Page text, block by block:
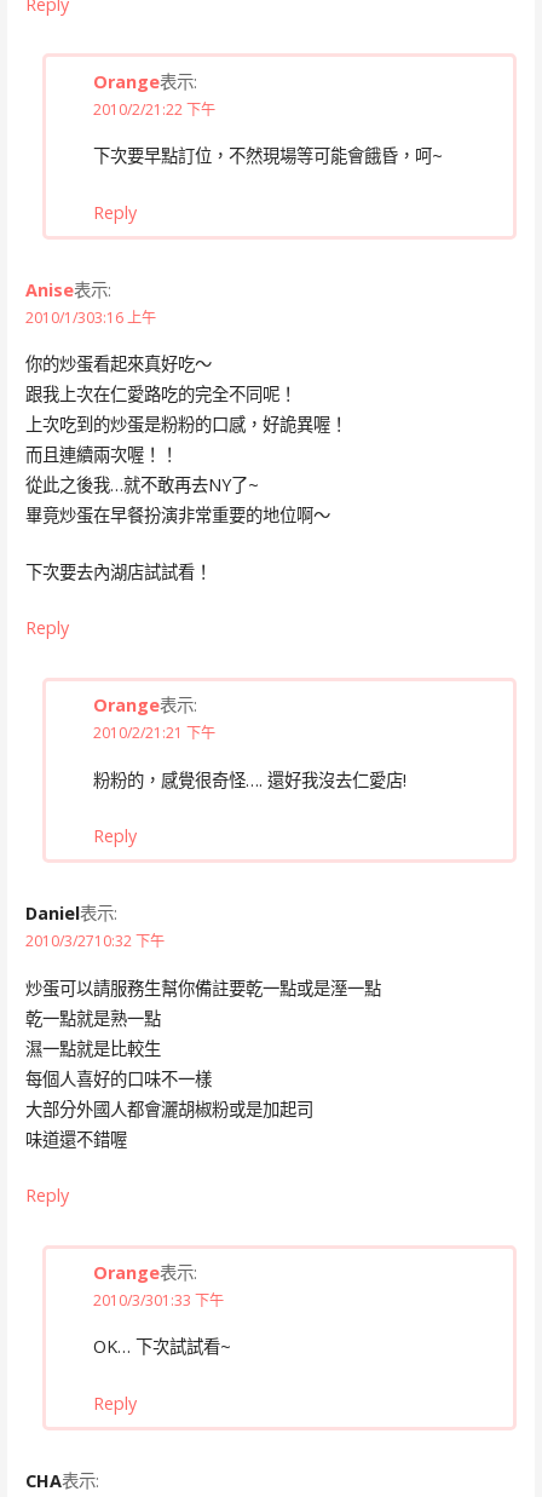
Orange表示:
2010/2/21:22 下午
下次要早點訂位，不然現場等可能會餓昏，呵~
Reply
Anise表示:
2010/1/303:16 上午
你的炒蛋看起來真好吃～
跟我上次在仁愛路吃的完全不同呢！
上次吃到的炒蛋是粉粉的口感，好詭異喔！
而且連續兩次喔！！
從此之後我…就不敢再去NY了~
畢竟炒蛋在早餐扮演非常重要的地位啊～
下次要去內湖店試試看！
Reply
Orange表示:
2010/2/21:21 下午
粉粉的，感覺很奇怪…. 還好我沒去仁愛店!
Reply
Daniel表示:
2010/3/2710:32 下午
炒蛋可以請服務生幫你備註要乾一點或是溼一點
乾一點就是熟一點
濕一點就是比較生
每個人喜好的口味不一樣
大部分外國人都會灑胡椒粉或是加起司
味道還不錯喔
Reply
Orange表示:
2010/3/301:33 下午
OK… 下次試試看~
Reply
CHA表示: